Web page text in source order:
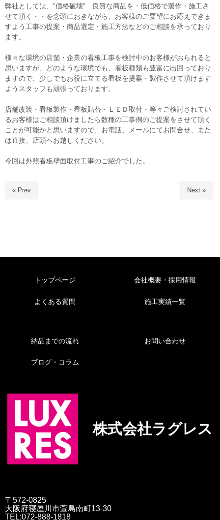
弊社としては、”価格破壊” 良質な商品を・低価格で製作・施工さ
せて頂く・・を念頭におきながら、お客様のご要望にお応えできま
すよう工事の提案・商品選定・施工方法などのご相談を承っており
ます。
様々な環境の店舗・企業の看板工事を検討中のお客様がおられると
思いますが、どのような環境でも、看板種類も豊富に出回っており
ますので、少しでもお役に立てる看板を提案・製作させて頂けます
ようスタッフも頑張っております。
店舗改装・看板製作・看板貼替・ＬＥＤ取付・等々ご検討されてい
るお客様はご相談頂けましたら数種の工事例のご提案をさせて頂く
ことが可能かと思いますので、お電話、メールにてお問合せ、また
は直接、店頭へお越しください。
今回は外照看板壁面取付工事のご紹介でした。
« Prev Next »
トップページ
よくある質問
会社概要・採用情報
施工実績一覧
納品までの流れ
ブログ・コラム
お問い合わせ
株式会社ラグレス
〒572-0825
大阪府寝屋川市萱島南町13-30
TEL:072-888-1818